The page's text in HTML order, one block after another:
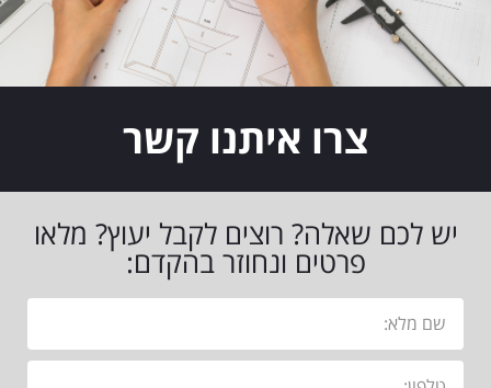
צרו איתנו קשר
יש לכם שאלה? רוצים לקבל יעוץ? מלאו
פרטים ונחוזר בהקדם: